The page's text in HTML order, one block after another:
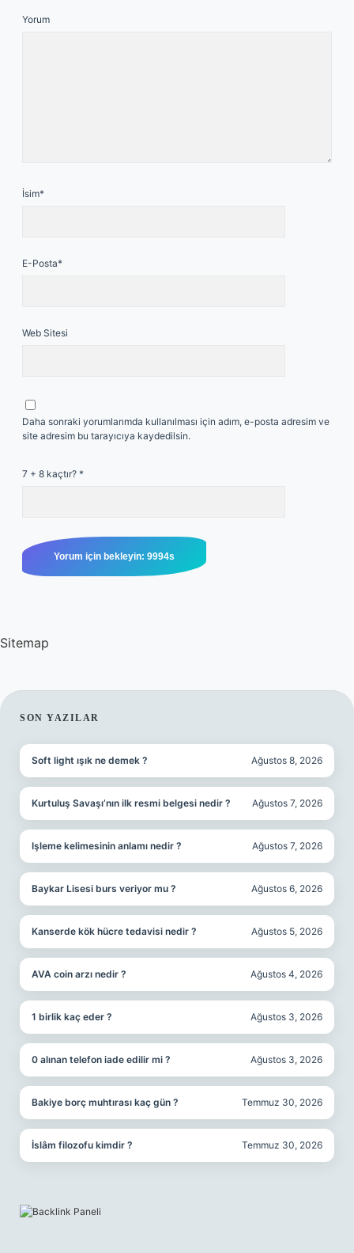
Yorum
İsim*
E-Posta*
Web Sitesi
Daha sonraki yorumlarımda kullanılması için adım, e-posta adresim ve
site adresim bu tarayıcıya kaydedilsin.
7 + 8 kaçtır? *
Sitemap
SIDEBAR
SON YAZILAR
Soft light ışık ne demek ? Ağustos 8, 2026
Kurtuluş Savaşı’nın ilk resmi belgesi nedir ? Ağustos 7, 2026
Işleme kelimesinin anlamı nedir ? Ağustos 7, 2026
Baykar Lisesi burs veriyor mu ? Ağustos 6, 2026
Kanserde kök hücre tedavisi nedir ? Ağustos 5, 2026
AVA coin arzı nedir ? Ağustos 4, 2026
1 birlik kaç eder ? Ağustos 3, 2026
0 alınan telefon iade edilir mi ? Ağustos 3, 2026
Bakiye borç muhtırası kaç gün ? Temmuz 30, 2026
İslâm filozofu kimdir ? Temmuz 30, 2026